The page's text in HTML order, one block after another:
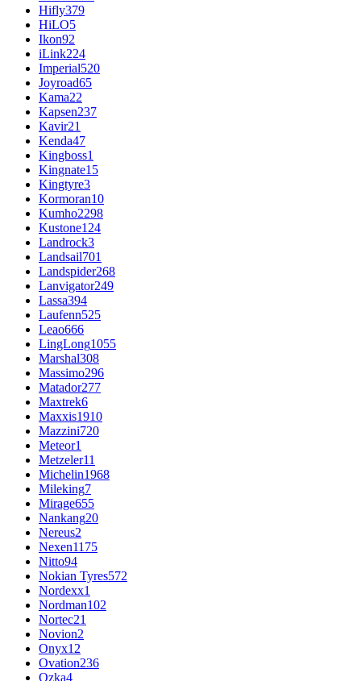
Hifly379
HiLO5
Ikon92
iLink224
Imperial520
Joyroad65
Kama22
Kapsen237
Kavir21
Kenda47
Kingboss1
Kingnate15
Kingtyre3
Kormoran10
Kumho2298
Kustone124
Landrock3
Landsail701
Landspider268
Lanvigator249
Lassa394
Laufenn525
Leao666
LingLong1055
Marshal308
Massimo296
Matador277
Maxtrek6
Maxxis1910
Mazzini720
Meteor1
Metzeler11
Michelin1968
Mileking7
Mirage655
Nankang20
Nereus2
Nexen1175
Nitto94
Nokian Tyres572
Nordexx1
Nordman102
Nortec21
Novion2
Onyx12
Ovation236
Ozka4